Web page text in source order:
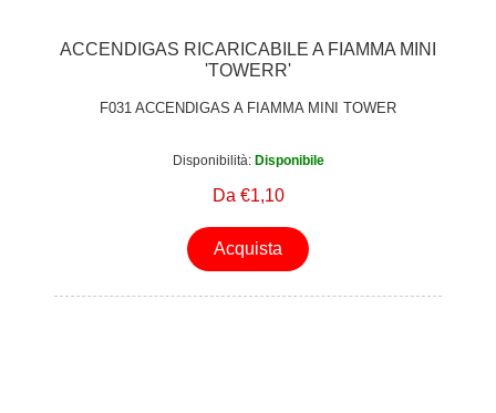
ACCENDIGAS RICARICABILE A FIAMMA MINI
'TOWERR'
F031 ACCENDIGAS A FIAMMA MINI TOWER
Disponibilità: Disponibile
Da €1,10
Acquista